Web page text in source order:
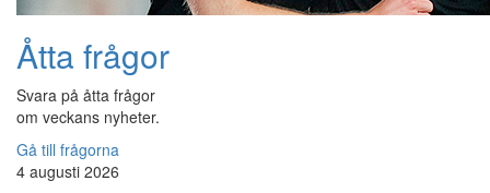
Åtta frågor
Svara på åtta frågor
om veckans nyheter.
Gå till frågorna
4 augusti 2026